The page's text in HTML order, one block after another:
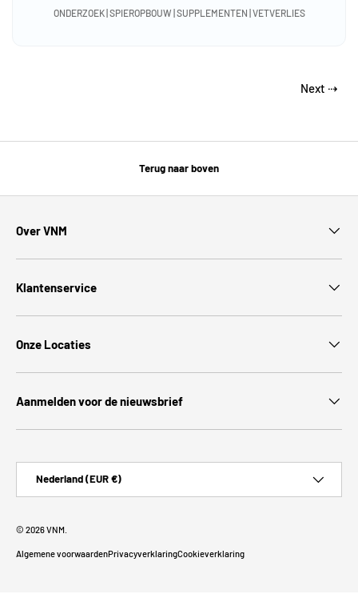
ONDERZOEK | SPIEROPBOUW | SUPPLEMENTEN | VETVERLIES
Next ⇢
Terug naar boven
Over VNM
Klantenservice
Onze Locaties
Aanmelden voor de nieuwsbrief
Nederland (EUR €)
© 2026VNM
Algemene voorwaardenPrivacyverklaringCookieverklaring